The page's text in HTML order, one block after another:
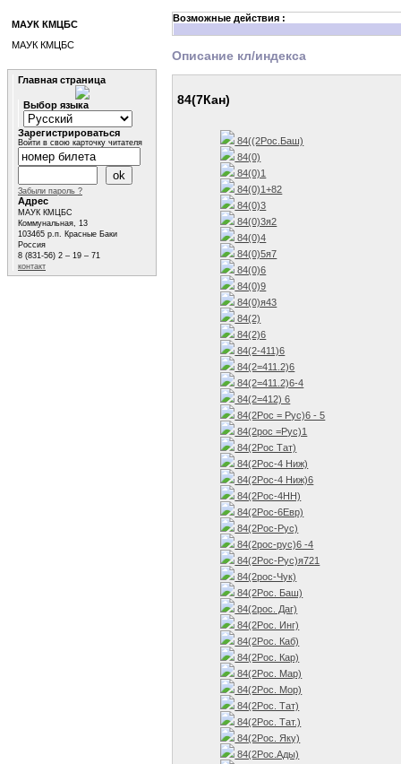
Возможные действия :
Описание кл/индекса
84(7Кан)
84((2Рос.Баш)
84(0)
84(0)1
84(0)1+82
84(0)3
84(0)3я2
84(0)4
84(0)5я7
84(0)6
84(0)9
84(0)я43
84(2)
84(2)6
84(2-411)6
84(2=411.2)6
84(2=411.2)6-4
84(2=412) 6
84(2Рос = Рус)6 - 5
84(2рос =Рус)1
84(2Рос Тат)
84(2Рос-4 Ниж)
84(2Рос-4 Ниж)6
84(2Рос-4НН)
84(2Рос-6Евр)
84(2Рос-Рус)
84(2рос-рус)6 -4
84(2Рос-Рус)я721
84(2рос-Чук)
84(2Рос. Баш)
84(2рос. Даг)
84(2Рос. Инг)
84(2Рос. Каб)
84(2Рос. Кар)
84(2Рос. Мар)
84(2Рос. Мор)
84(2Рос. Тат)
84(2Рос. Тат.)
84(2Рос. Яку)
84(2Рос.Ады)
МАУК КМЦБС
МАУК КМЦБС
Главная страница
Выбор языка
Зарегистрироваться
Войти в свою карточку читателя
Забыли пароль ?
Адрес
МАУК КМЦБС
Коммунальная, 13
103465 р.п. Красные Баки
Россия
8 (831-56) 2 – 19 – 71
контакт